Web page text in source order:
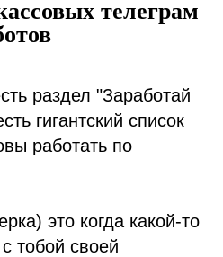
телеграм
раздел "Заработай
гигантский список
работать по
это когда какой-то
тобой своей